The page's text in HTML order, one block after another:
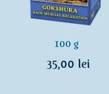
100 g
35,00 lei